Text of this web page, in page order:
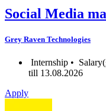
Social Media
Grey Raven Technologies
Internship •
till 13.08.2026
Apply